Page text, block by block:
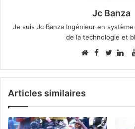
Jc Banza
Je suis Jc Banza Ingénieur en
de la technologie et
Articles similaires